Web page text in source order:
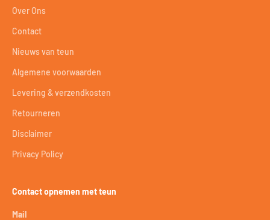
Over Ons
Contact
Nieuws van teun
Algemene voorwaarden
Levering & verzendkosten
Retourneren
Disclaimer
Privacy Policy
Contact opnemen met teun
Mail